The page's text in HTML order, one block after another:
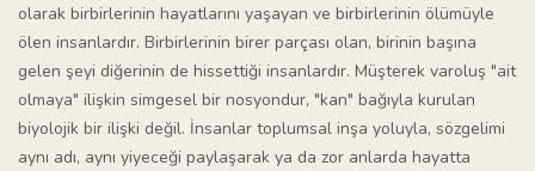
olarak birbirlerinin hayatlarını yaşayan ve birbirlerinin ölümüyle
ölen insanlardır. Birbirlerinin birer parçası olan, birinin başına
gelen şeyi diğerinin de hissettiği insanlardır. Müşterek varoluş "ait
olmaya" ilişkin simgesel bir nosyondur, "kan" bağıyla kurulan
biyolojik bir ilişki değil. İnsanlar toplumsal inşa yoluyla, sözgelimi
aynı adı, aynı yiyeceği paylaşarak ya da zor anlarda hayatta